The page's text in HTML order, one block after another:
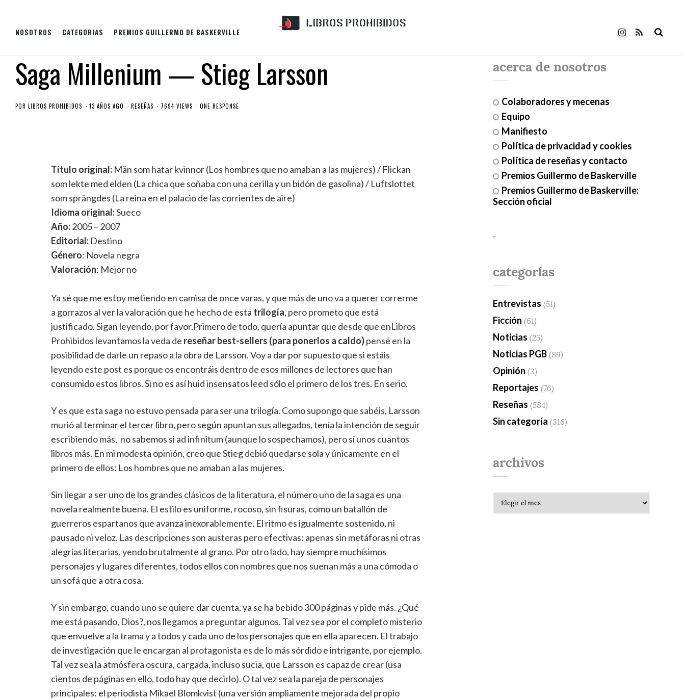
NOSOTROS CATEGORIAS PREMIOS GUILLERMO DE BASKERVILLE
Saga Millenium — Stieg Larsson
POR LIBROS PROHIBIDOS 13 AÑOS AGO RESEÑAS 7694 VIEWS ONE RESPONSE
Título original:Män som hatar kvinnor (Los hombres que no amaban a las mujeres) / Flickan
som lekte med elden (La chica que soñaba con una cerilla y un bidón de gasolina) / Luftslottet
som sprängdes (La reina en el palacio de las corrientes de aire)
Idioma original:Sueco
Año:2005 – 2007
Editorial:Destino
Género: Novela negra
Valoración: Mejor no
Ya sé que me estoy metiendo en camisa de once varas, y que más de uno va a querer correrme
a gorrazos al ver la valoración que he hecho de esta trilogía, pero prometo que está
justificado. Sigan leyendo, por favor.Primero de todo, quería apuntar que desde que enLibros
Prohibidos levantamos la veda de reseñar best-sellers (para ponerlos a caldo)pensé en la
posibilidad de darle un repaso a la obra de Larsson. Voy a dar por supuesto que si estáis
leyendo este post es porque os encontráis dentro de esos millones de lectores que han
consumido estos libros. Si no es así huid insensatos leed sólo el primero de los tres. En serio.
Y es que esta saga no estuvo pensada para ser una trilogía. Como supongo que sabéis, Larsson
murió al terminar el tercer libro, pero según apuntan sus allegados, tenía la intención de seguir
escribiendo más, no sabemos si ad infinitum (aunque lo sospechamos), pero sí unos cuantos
libros más. En mi modesta opinión, creo que Stieg debió quedarse sola y únicamente en el
primero de ellos: Los hombres que no amaban a las mujeres.
Sin llegar a ser uno de los grandes clásicos de la literatura, el número uno de la saga es una
novela realmente buena. El estilo es uniforme, rocoso, sin fisuras, como un batallón de
guerreros espartanos que avanza inexorablemente. El ritmo es igualmente sostenido, ni
pausado ni veloz. Las descripciones son austeras pero efectivas: apenas sin metáforas ni otras
alegrías literarias, yendo brutalmente al grano. Por otro lado, hay siempre muchísimos
personajes y lugares diferentes, todos ellos con nombres que nos suenan más a una cómoda o
un sofá que a otra cosa.
Y sin embargo, cuando uno se quiere dar cuenta, ya se ha bebido 300 páginas y pide más. ¿Qué
me está pasando, Dios?, nos llegamos a preguntar algunos. Tal vez sea por el completo misterio
que envuelve a la trama y a todos y cada uno de los personajes que en ella aparecen. El trabajo
de investigación que le encargan al protagonista es de lo más sórdido e intrigante, por ejemplo.
Tal vez sea la atmósfera oscura, cargada, incluso sucia, que Larsson es capaz de crear (usa
cientos de páginas en ello, todo hay que decirlo). O tal vez sea la pareja de personajes
principales: el periodista Mikael Blomkvist (una versión ampliamente mejorada del propio
acerca de nosotros
Colaboradores y mecenas
Equipo
Manifiesto
Política de privacidad y cookies
Política de reseñas y contacto
Premios Guillermo de Baskerville
Premios Guillermo de Baskerville:
Sección oficial
-
categorías
Entrevistas (51)
Ficción (61)
Noticias (25)
Noticias PGB (89)
Opinión (3)
Reportajes (76)
Reseñas (584)
Sin categoría (316)
archivos